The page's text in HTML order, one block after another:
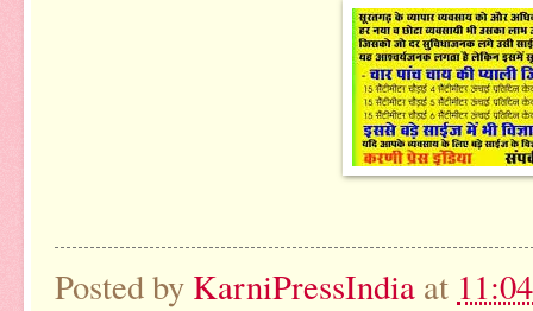
Posted by KarniPressIndia at